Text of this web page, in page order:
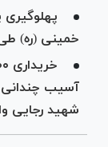
خمینی (ره)
آسیب چندانی
شهید رجایی